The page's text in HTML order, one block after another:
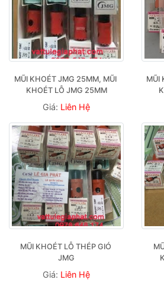
MŨI KHOÉT JMG 25MM, MŨI
KHOÉT LỖ JMG 25MM
Giá: Liên Hệ
MŨI
MŨI KHOÉT LỖ THÉP GIÓ
JMG
Giá: Liên Hệ